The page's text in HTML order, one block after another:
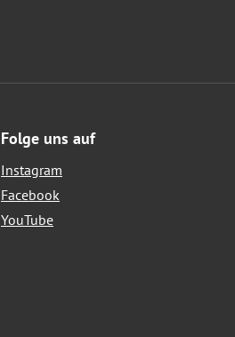
Folge uns auf
Instagram
Facebook
YouTube